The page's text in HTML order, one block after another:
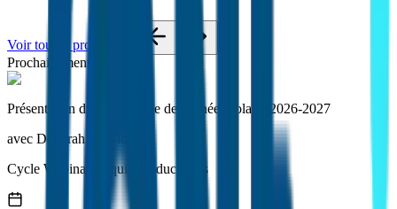
Voir tout le programme
Prochainement
Présentation du programme de l'année scolaire 2026-2027
avec Déborah Le Bloas
Cycle Webinaire équipes éducatives